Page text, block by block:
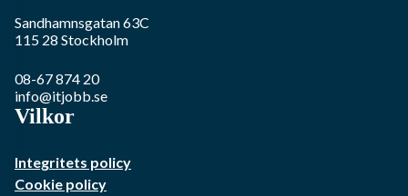
Sandhamnsgatan 63C
115 28 Stockholm
08-67 874 20
info@itjobb.se
Vilkor
Integritets policy
Cookie policy